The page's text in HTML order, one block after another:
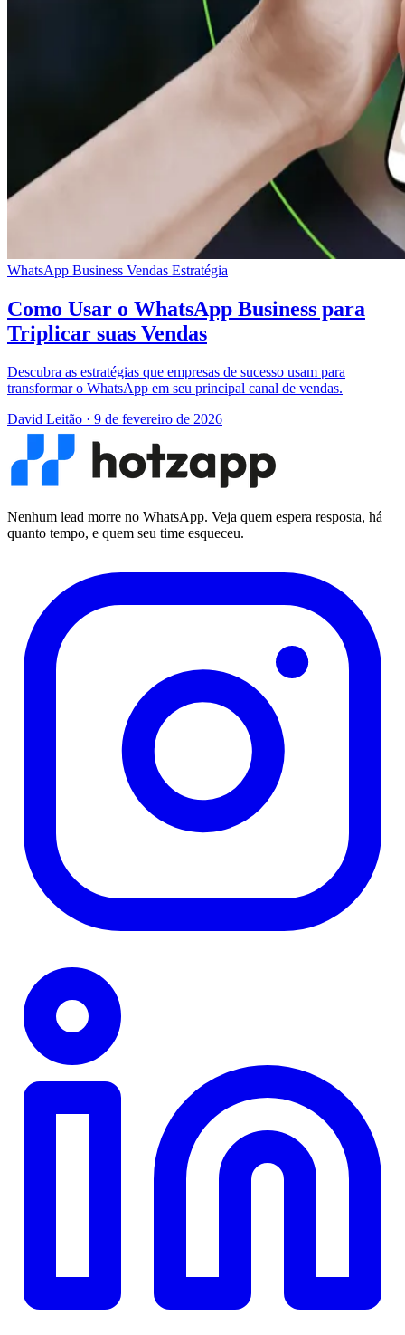
WhatsApp Business Vendas Estratégia
Como Usar o WhatsApp Business para
Triplicar suas Vendas
Descubra as estratégias que empresas de sucesso usam para
transformar o WhatsApp em seu principal canal de vendas.
David Leitão · 9 de fevereiro de 2026
Nenhum lead morre no WhatsApp. Veja quem espera resposta, há
quanto tempo, e quem seu time esqueceu.